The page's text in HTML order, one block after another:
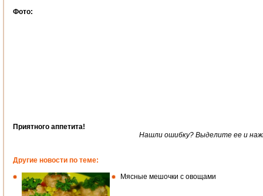
Фото:
Приятного аппетита!
Нашли ошибку? Выделите ее и
Другие новости по теме:
Мясные мешочки с овощами